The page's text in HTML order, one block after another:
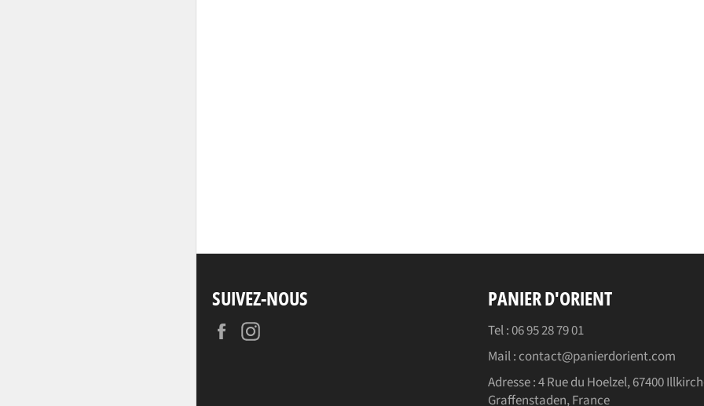
SUIVEZ-NOUS
Facebook
PANIER D'ORIENT
Tel : 06 95 28 79 01
Mail : contact@panierdorient.com
Adresse :4 Rue du Hoelzel, 67400
Graffenstaden, France